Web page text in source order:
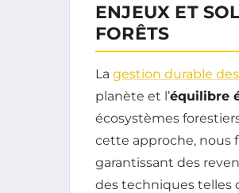
ENJEUX ET
FORÊTS
La gestion durable
planète et l’équilibre
écosystèmes
cette approche, nous
garantissant des
des techniques telles